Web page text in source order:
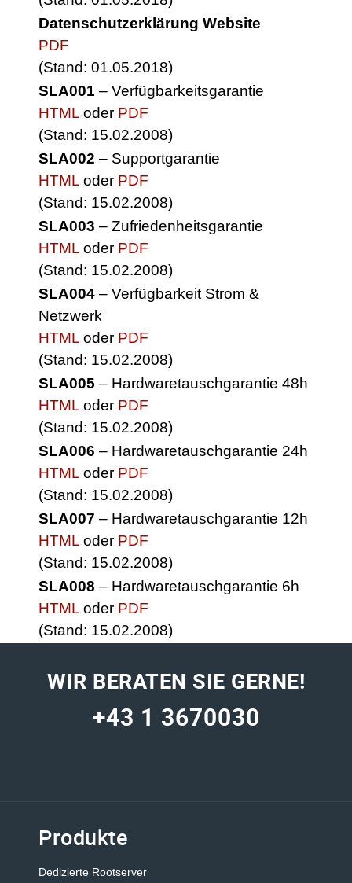
Datenschutzerklärung Website
PDF
(Stand: 01.05.2018)
SLA001 – Verfügbarkeitsgarantie
HTML oder PDF
(Stand: 15.02.2008)
SLA002 – Supportgarantie
HTML oder PDF
(Stand: 15.02.2008)
SLA003 – Zufriedenheitsgarantie
HTML oder PDF
(Stand: 15.02.2008)
SLA004 – Verfügbarkeit Strom &
Netzwerk
HTML oder PDF
(Stand: 15.02.2008)
SLA005 – Hardwaretauschgarantie 48h
HTML oder PDF
(Stand: 15.02.2008)
SLA006 – Hardwaretauschgarantie 24h
HTML oder PDF
(Stand: 15.02.2008)
SLA007 – Hardwaretauschgarantie 12h
HTML oder PDF
(Stand: 15.02.2008)
SLA008 – Hardwaretauschgarantie 6h
HTML oder PDF
(Stand: 15.02.2008)
WIR BERATEN SIE GERNE!
+43 1 3670030
Produkte
Dedizierte Rootserver